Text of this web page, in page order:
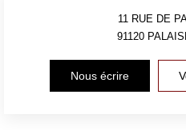
11 RUE DE
91120
Nous écrire